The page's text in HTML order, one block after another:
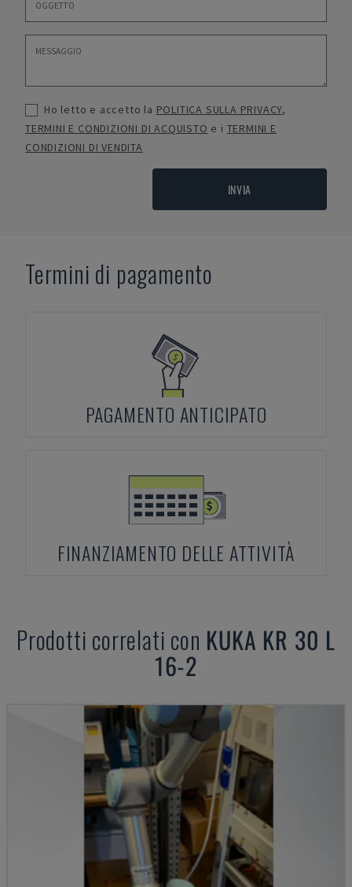
Ho letto e accetto la POLITICA SULLA PRIVACY,
TERMINI E CONDIZIONI DI ACQUISTO e i TERMINI E
CONDIZIONI DI VENDITA
INVIA
Termini di pagamento
PAGAMENTO ANTICIPATO
FINANZIAMENTO DELLE ATTIVITÀ
Prodotti correlati con KUKA KR 30 L
16-2